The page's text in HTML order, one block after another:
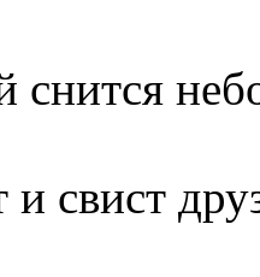
снится
и свист